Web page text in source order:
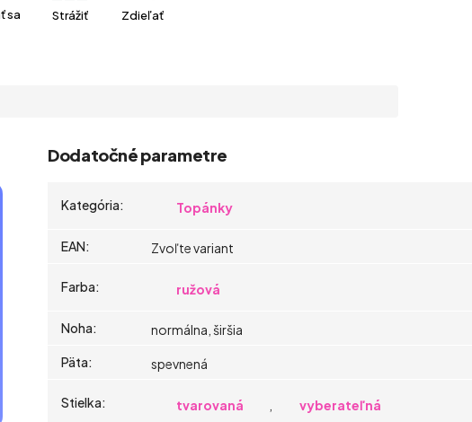
sa Strážiť Zdieľať
Dodatočné parametre
Kategória: Topánky
EAN: Zvoľte variant
Farba: ružová
Noha:
normálna, širšia
Päta: spevnená
Stielka: tvarovaná vyberateľná